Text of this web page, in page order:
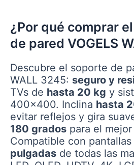
¿Por qué comprar
de pared VOGELS
Descubre el soporte de
WALL 3245: seguro y
TVs de hasta 20 kg y
400×400. Inclina hasta
evitar reflejos y gira
180 grados para el
Compatible con pantallas
pulgadas de todas las